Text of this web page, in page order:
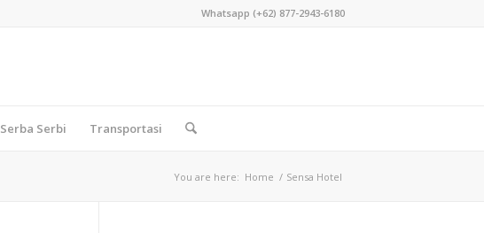
Whatsapp (+62) 877-2943-6180
Serba Serbi Transportasi
You are here: Home / Sensa Hotel